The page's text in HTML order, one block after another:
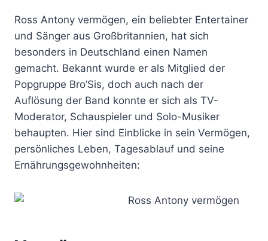
Ross Antony vermögen, ein beliebter Entertainer
und Sänger aus Großbritannien, hat sich
besonders in Deutschland einen Namen
gemacht. Bekannt wurde er als Mitglied der
Popgruppe Bro’Sis, doch auch nach der
Auflösung der Band konnte er sich als TV-
Moderator, Schauspieler und Solo-Musiker
behaupten. Hier sind Einblicke in sein Vermögen,
persönliches Leben, Tagesablauf und seine
Ernährungsgewohnheiten: